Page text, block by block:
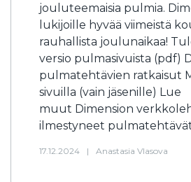
jouluteemaisia pulmia.
lukijoille hyvää viimeistä
rauhallista joulunaikaa!
versio pulmasivuista (pdf)
pulmatehtävien ratkaisut
sivuilla (vain jäsenille) Lue
muut Dimension
ilmestyneet
17.12.2024 | Anastasia Vlasova